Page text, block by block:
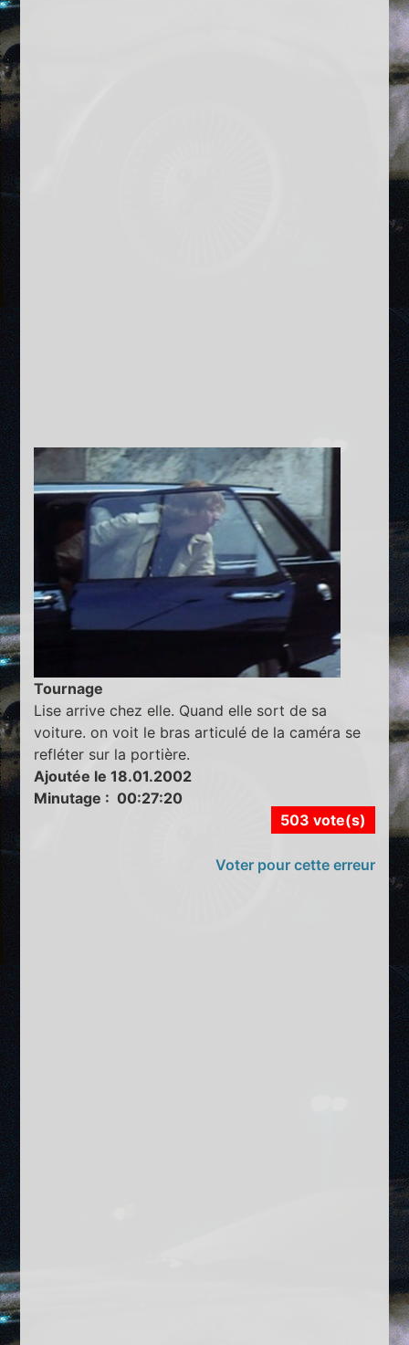
Tournage
Lise arrive chez elle. Quand elle sort de sa
voiture. on voit le bras articulé de la caméra se
refléter sur la portière.
Ajoutée le 18.01.2002
Minutage : 00:27:20
503 vote(s)
Voter pour cette erreur